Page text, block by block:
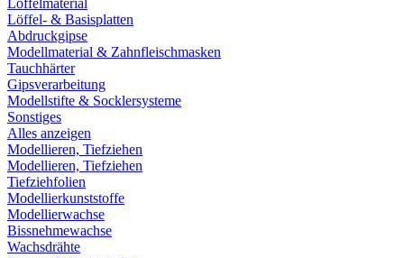
Löffelmaterial
Löffel- & Basisplatten
Abdruckgipse
Modellmaterial & Zahnfleischmasken
Tauchhärter
Gipsverarbeitung
Modellstifte & Socklersysteme
Sonstiges
Alles anzeigen
Modellieren, Tiefziehen
Modellieren, Tiefziehen
Tiefziehfolien
Modellierkunststoffe
Modellierwachse
Bissnehmewachse
Wachsdrähte